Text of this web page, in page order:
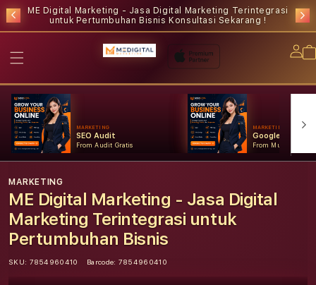
ME Digital Marketing - Jasa Digital Marketing Terintegrasi
untuk Pertumbuhan Bisnis Konsultasi Sekarang !
MARKETING
SEO Audit
From Audit Gratis
MARKETING
Google Ads
From Mulai
MARKETING
ME Digital Marketing - Jasa Digital
Marketing Terintegrasi untuk
Pertumbuhan Bisnis
SKU: 7854960410 Barcode: 7854960410